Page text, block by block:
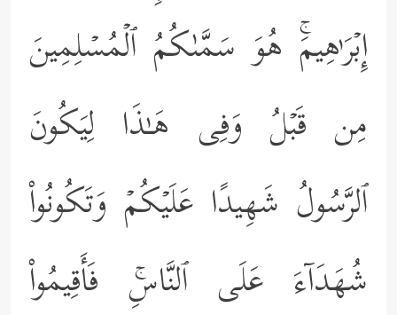
إِبۡرَ ٰ⁠هِیمَۚ هُوَ سَمَّىٰكُمُ ٱلۡمُسۡلِمِینَ
مِن قَبۡلُ وَفِی هَـٰذَا لِیَكُونَ
ٱلرَّسُولُ شَهِیدًا عَلَیۡكُمۡ وَتَكُونُواْ
شُهَدَاۤءَ عَلَى ٱلنَّاسِۚ فَأَقِیمُواْ